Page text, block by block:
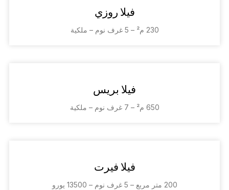
فيلا روزي
230 م² – 5 غرف نوم – ملكية
فيلا بريس
650 م² – 7 غرف نوم – ملكية
فيلا فيرت
200 متر مربع – 5 غرف نوم – 13500 يورو